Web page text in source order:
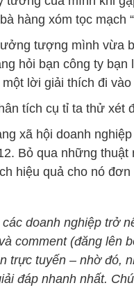
hàng xóm tọc mạch
tượng mình vừa
hỏi bạn công ty
lời giải thích đi
tích cụ tỉ ta thử xét
xã hội doanh
Bỏ qua những
hiệu quả cho nó đơn
các doanh nghiệp trở
comment (đăng lên
trực tuyến – nhờ đó,
đáp nhanh nhất.